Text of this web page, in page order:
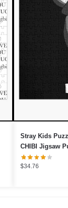
Stray Kids
CHIBI Jigsaw
$34.76